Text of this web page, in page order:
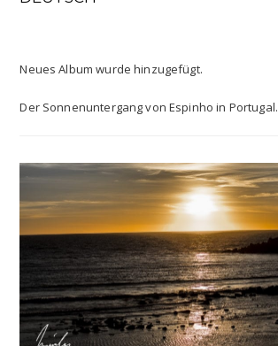
Neues Album wurde hinzugefügt.
Der Sonnenuntergang von Espinho in Portugal.